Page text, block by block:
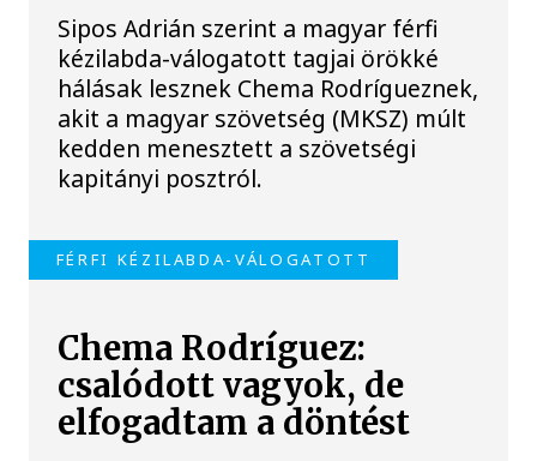
Sipos Adrián szerint a magyar férfi
kézilabda-válogatott tagjai örökké
hálásak lesznek Chema Rodrígueznek,
akit a magyar szövetség (MKSZ) múlt
kedden menesztett a szövetségi
kapitányi posztról.
FÉRFI KÉZILABDA-VÁLOGATOTT
Chema Rodríguez:
csalódott vagyok, de
elfogadtam a döntést